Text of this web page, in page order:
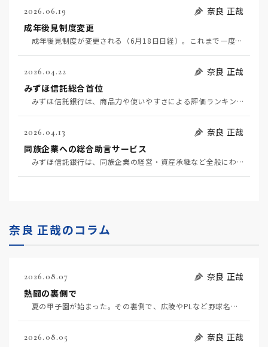
2026.06.19
奈良 正哉
成年後見制度変更
成年後見制度が変更される（6月18日日経）。これまで一度後見人が就くと終身だったのが、途中でやめら…
2026.04.22
奈良 正哉
みずほ信託総合首位
みずほ信託銀行は、商品力や使いやすさによる評価ランキングで初の総合首位となった。（4月22日日経評…
2026.04.13
奈良 正哉
同族企業への総合助言サービス
みずほ信託銀行は、同族企業の経営・資産承継など全般にわたる助言サービスを開始する（4月7日日経）。…
奈良 正哉のコラム
2026.08.07
奈良 正哉
熱闘の裏側で
夏の甲子園が始まった。その裏側で、広陵やPLなど野球名門校（だった）の不祥事のその後について、「熱…
2026.08.05
奈良 正哉